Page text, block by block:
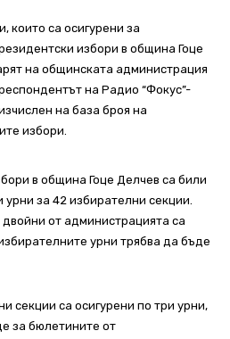
които са осигурени за
избори в община Гоце
на общинската администрация
на Радио “Фокус”-
на база броя на
избори.
в община Гоце Делчев са били
урни за 42 избирателни секции.
двойни от администрацията са
урни трябва да бъде
секции са осигурени по три урни,
за бюлетините от